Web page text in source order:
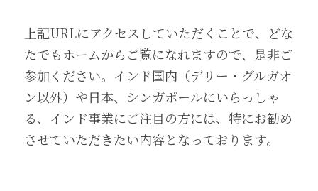
上記URLにアクセスしていただくことで、どな
たでもホームからご覧になれますので、是非ご
参加ください。インド国内（デリー・グルガオ
ン以外）や日本、シンガポールにいらっしゃ
る、インド事業にご注目の方には、特にお勧め
させていただきたい内容となっております。